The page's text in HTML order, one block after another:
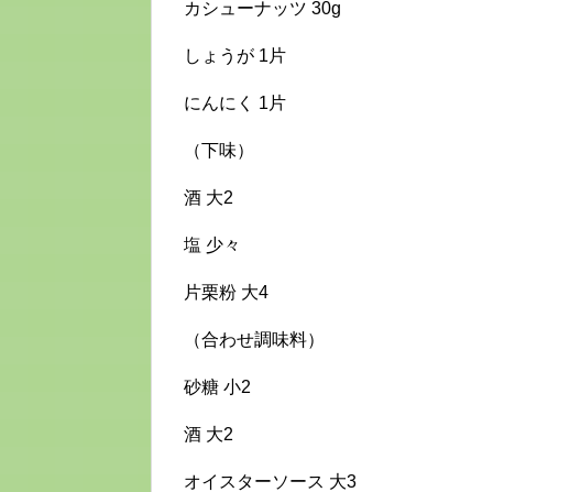
カシューナッツ 30g
しょうが 1片
にんにく 1片
（下味）
酒 大2
塩 少々
片栗粉 大4
（合わせ調味料）
砂糖 小2
酒 大2
オイスターソース 大3